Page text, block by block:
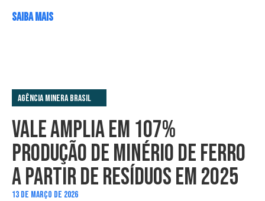
SAIBA MAIS
Agência Minera Brasil
VALE AMPLIA EM 107%
PRODUÇÃO DE MINÉRIO DE FERRO
A PARTIR DE RESÍDUOS EM 2025
13 DE MARÇO DE 2026